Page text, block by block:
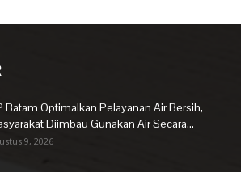
Batam Optimalkan Pelayanan Air Bersih,
Diimbau Gunakan Air Secara...
9, 2026